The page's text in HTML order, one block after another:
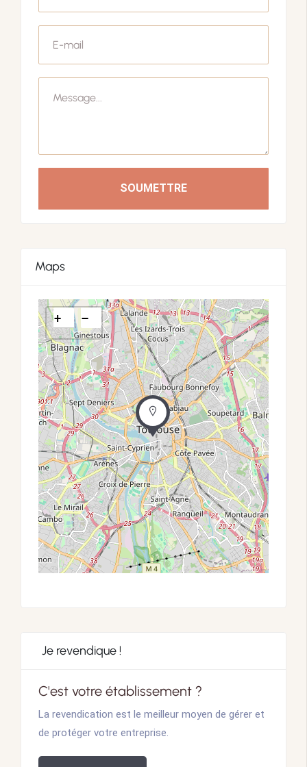
SOUMETTRE
Maps
+ −
Je revendique !
C'est votre établissement ?
La revendication est le meilleur moyen de gérer et
de protéger votre entreprise.